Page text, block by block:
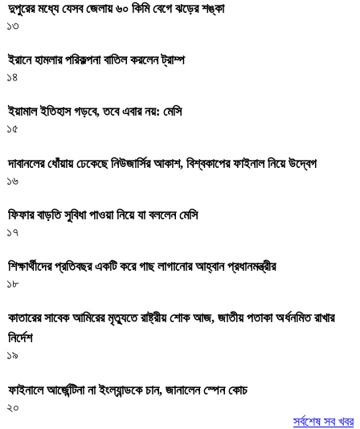
দুপুরের মধ্যে যেসব জেলায় ৬০ কিমি বেগে ঝড়ের শঙ্কা
১৩
ইরানে হামলার পরিকল্পনা বাতিল করলেন ট্রাম্প
১৪
ইয়ামাল ইতিহাস গড়বে, তবে এবার নয়: মেসি
১৫
দাবানলের ধোঁয়ায় ঢেকেছে নিউজার্সির আকাশ, বিশ্বকাপের ফাইনাল নিয়ে উদ্বেগ
১৬
ফিফার বাড়তি সুবিধা পাওয়া নিয়ে যা বললেন মেসি
১৭
শিক্ষার্থীদের প্রতিবছর একটি করে গাছ লাগানোর আহ্বান প্রধানমন্ত্রীর
১৮
কাতারের সাবেক আমিরের মৃত্যুতে রাষ্ট্রীয় শোক আজ, জাতীয় পতাকা অর্ধনমিত রাখার
নির্দেশ
১৯
ফাইনালে আর্জেন্টিনা না ইংল্যান্ডকে চান, জানালেন স্পেন কোচ
২০
সর্বশেষ সব খবর